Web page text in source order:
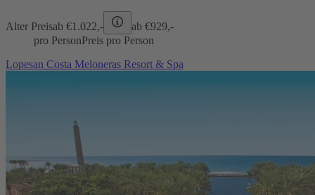
Alter Preisab €1.022,- ab €929,-
pro PersonPreis pro Person
Lopesan Costa Meloneras Resort & Spa